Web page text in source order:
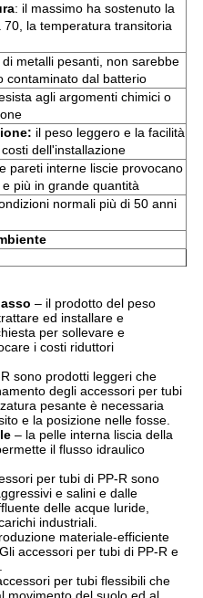
: il massimo ha sostenuto la
la temperatura transitoria
metalli pesanti, non sarebbe
contaminato dal batterio
agli argomenti chimici o
il peso leggero e la facilità
dell'installazione
pareti interne liscie provocano
più in grande quantità
normali più di 50 anni
– il prodotto del peso
ed installare e
per sollevare e
i costi riduttori
sono prodotti leggeri che
degli accessori per tubi
pesante è necessaria
e la posizione nelle fosse.
– la pelle interna liscia della
il flusso idraulico
per tubi di PP-R sono
e salini e dalle
delle acque luride,
industriali.
materiale-efficiente
accessori per tubi di PP-R e
per tubi flessibili che